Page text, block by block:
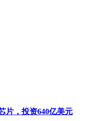
片，投资640亿美元